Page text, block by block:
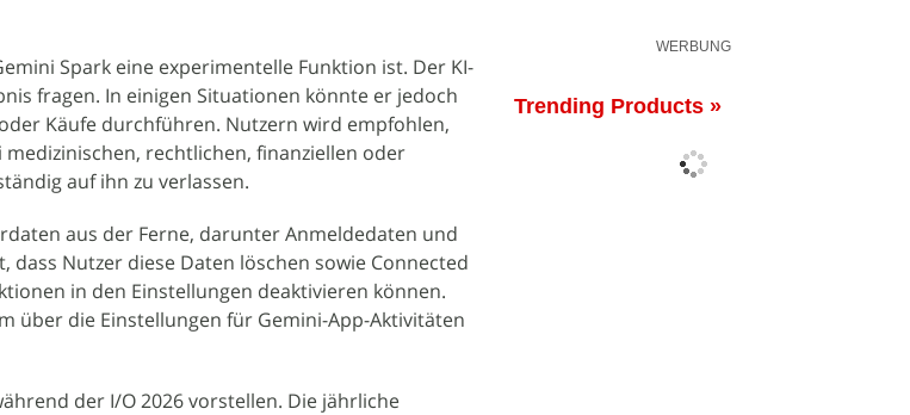
Spark eine experimentelle Funktion ist. Der KI-
fragen. In einigen Situationen könnte er jedoch
Käufe durchführen. Nutzern wird empfohlen,
rechtlichen, finanziellen oder
auf ihn zu verlassen.
aus der Ferne, darunter Anmeldedaten und
dass Nutzer diese Daten löschen sowie Connected
in den Einstellungen deaktivieren können.
über die Einstellungen für Gemini-App-Aktivitäten
der I/O 2026 vorstellen. Die jährliche
WERBUNG
Trending Products »